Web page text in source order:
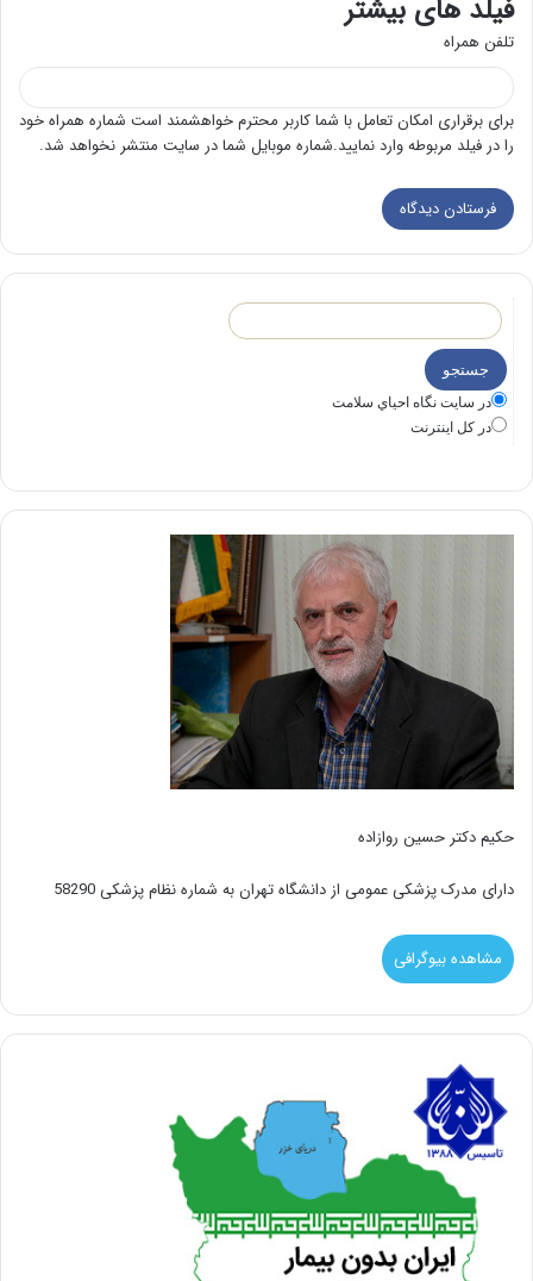
فیلد های بیشتر
تلفن همراه
برای برقراری امکان تعامل با شما کاربر محترم خواهشمند است شماره همراه خود
را در فیلد مربوطه وارد نمایید.شماره موبایل شما در سایت منتشر نخواهد شد.
در سايت نگاه احياي سلامت
در كل اينترنت
حکیم دکتر حسین روازاده
دارای مدرک پزشکی عمومی از دانشگاه تهران به شماره نظام پزشکی 58290
مشاهده بیوگرافی